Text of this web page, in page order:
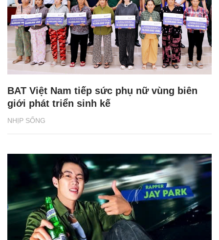
NHỊP SỐNG
BAT Việt Nam tiếp sức phụ nữ vùng biên
giới phát triển sinh kế